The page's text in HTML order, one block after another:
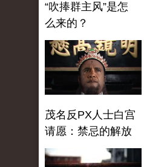
“吹捧群主风”是怎
么来的？
茂名反PX人士白宫
请愿：禁忌的解放